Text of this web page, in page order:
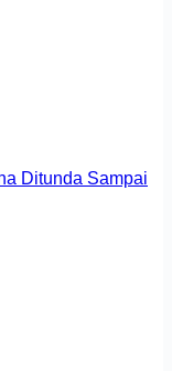
Ditunda Sampai